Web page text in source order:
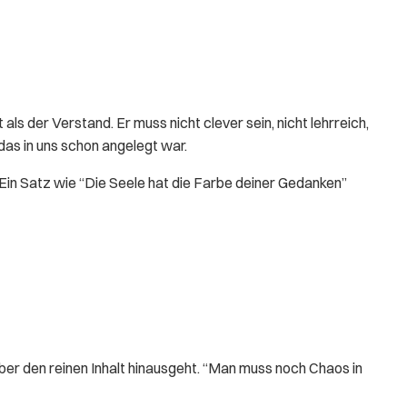
der Verstand. Er muss nicht clever sein, nicht lehrreich,
in uns schon angelegt war.
Satz wie “Die Seele hat die Farbe deiner Gedanken”
den reinen Inhalt hinausgeht. “Man muss noch Chaos in